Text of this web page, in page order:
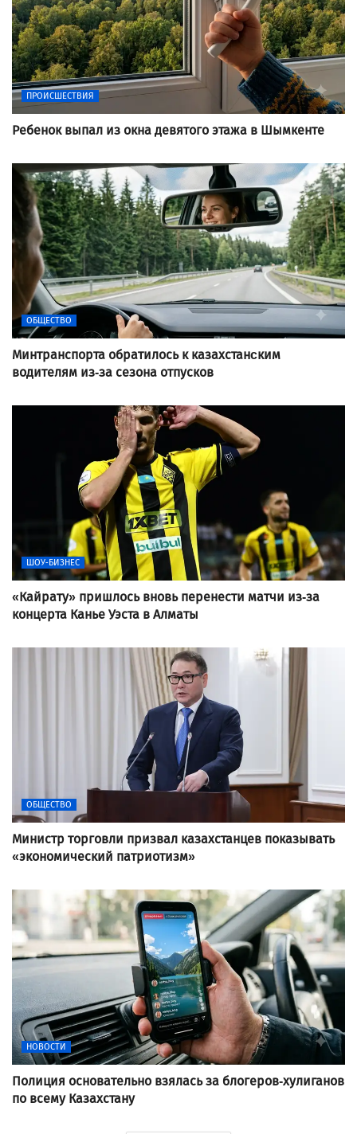
ПРОИСШЕСТВИЯ
Ребенок выпал из окна девятого этажа в Шымкенте
ОБЩЕСТВО
Минтранспорта обратилось к казахстанcким
водителям из-за сезона отпусков
ШОУ-БИЗНЕС
«Кайрату» пришлось вновь перенести матчи из-за
концерта Канье Уэста в Алматы
ОБЩЕСТВО
Министр торговли призвал казахстанцев показывать
«экономический патриотизм»
НОВОСТИ
Полиция основательно взялась за блогеров-хулиганов
по всему Казахстану